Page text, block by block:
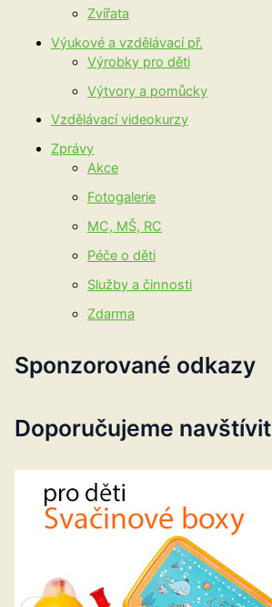
Zvířata
Výukové a vzdělávací př.
Výrobky pro děti
Výtvory a pomůcky
Vzdělávací videokurzy
Zprávy
Akce
Fotogalerie
MC, MŠ, RC
Péče o děti
Služby a činnosti
Zdarma
Sponzorované odkazy
Doporučujeme navštívit